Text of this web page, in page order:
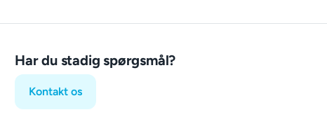
Har du stadig spørgsmål?
Kontakt os